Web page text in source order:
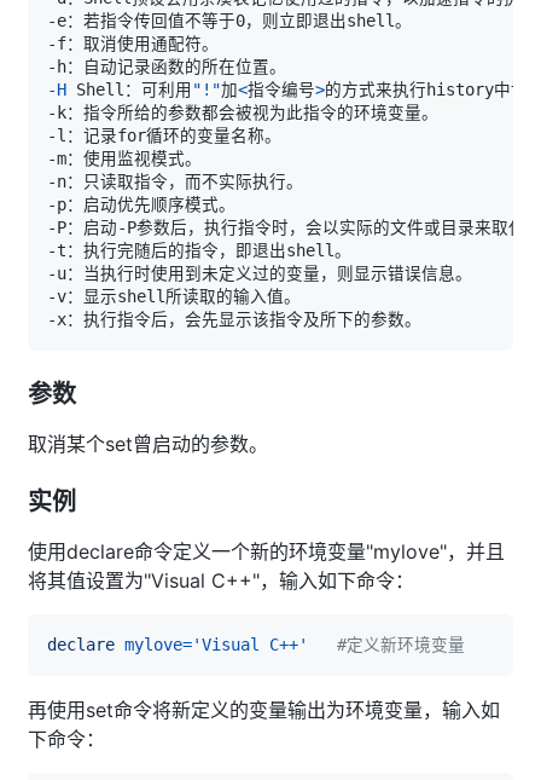
-H Shell：可利用 "!"加<指令编号>
参数
取消某个set曾启动的参数。
实例
使用declare命令定义一个新的环境变量"mylove"，并且
将其值设置为"Visual C++"，输入如下命令：
declare mylove='Visual C++' #定义新环境变量
再使用set命令将新定义的变量输出为环境变量，输入如
下命令：